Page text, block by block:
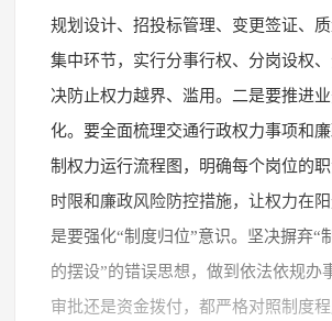
规划设计、招投标管理、变更签证、
集中环节，实行分事行权、分岗设权
决防止权力越界、滥用。二是要推进
化。要全面梳理交通行政权力事项和
制权力运行流程图，明确每个岗位的
时限和廉政风险防控措施，让权力在
是要强化“制度归位”意识。坚决摒弃“
的摆设”的错误思想，做到依法依规办
审批还是资金拨付，都严格对照制度